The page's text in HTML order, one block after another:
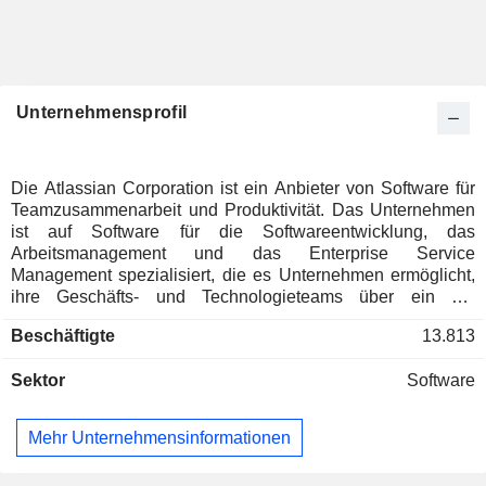
Unternehmensprofil
Die Atlassian Corporation ist ein Anbieter von Software für
Teamzusammenarbeit und Produktivität. Das Unternehmen
ist auf Software für die Softwareentwicklung, das
Arbeitsmanagement und das Enterprise Service
Management spezialisiert, die es Unternehmen ermöglicht,
ihre Geschäfts- und Technologieteams über ein auf
miteinander zu verbinden. Sein vernetztes Portfolio aus
eigenständige Mehrwertangebote bieten, liefert Lösungen
Führungskräfte sowie Geschäftsteams. Die Apps, Agenten
und Collections basieren alle auf der Atlassian Cloud
Beschäftigte 13.813
Sektor Software
Mehr Unternehmensinformationen